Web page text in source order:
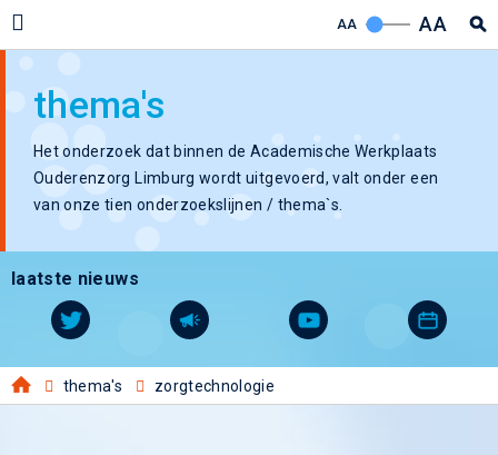
AA AA
thema's
Het onderzoek dat binnen de Academische Werkplaats
Ouderenzorg Limburg wordt uitgevoerd, valt onder een
van onze tien onderzoekslijnen / thema`s.
laatste nieuws
thema's zorgtechnologie